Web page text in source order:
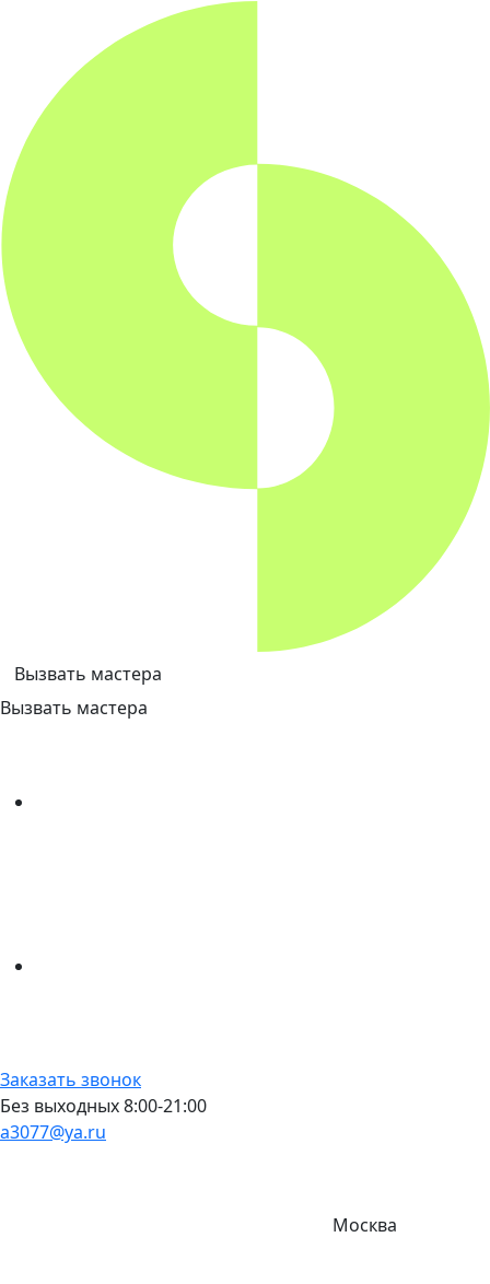
Вызвать мастера
Вызвать мастера
Заказать звонок
Без выходных 8:00-21:00
a3077@ya.ru
Москва